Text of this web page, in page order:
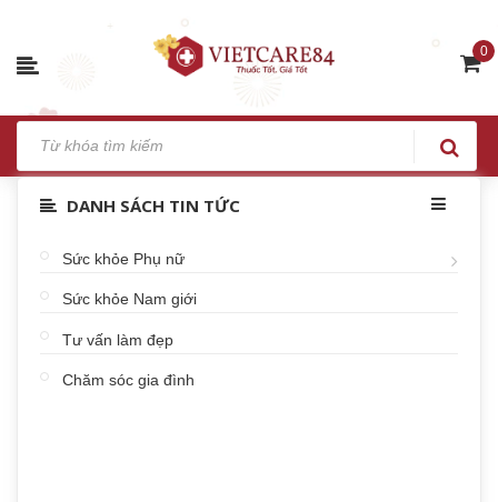
0
DANH SÁCH TIN TỨC
Sức khỏe Phụ nữ
Sức khỏe Nam giới
Tư vấn làm đẹp
Chăm sóc gia đình